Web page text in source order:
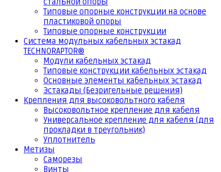
стальной опоры
Типовые опорные конструкции на основе
пластиковой опоры
Типовые опорные конструкции
Система модульных кабельных эстакад
TECHNORAPTOR®
Модули кабельных эстакад
Типовые конструкции кабельных эстакад
Основные элементы кабельных эстакад
Эстакады (Безригельные решения)
Крепления для высоковольтного кабеля
Высоковольтное крепление для кабеля
Универсальное крепление для кабеля (для
прокладки в треугольник)
Уплотнитель
Метизы
Саморезы
Винты